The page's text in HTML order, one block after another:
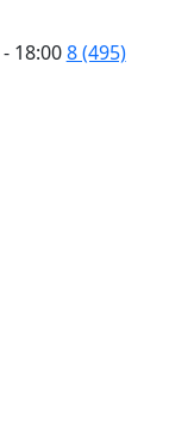
18:008 (495)